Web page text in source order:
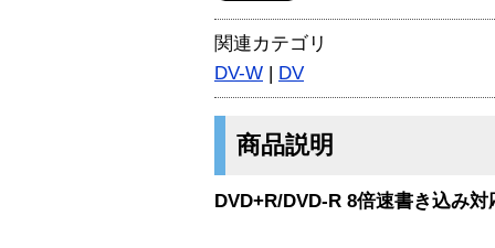
関連カテゴリ
DV-W | DV
商品説明
DVD+R/DVD-R 8倍速書き込み